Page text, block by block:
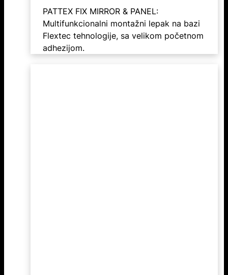
PATTEX FIX MIRROR & PANEL:
Multifunkcionalni montažni lepak na bazi
Flextec tehnologije, sa velikom početnom
adhezijom.